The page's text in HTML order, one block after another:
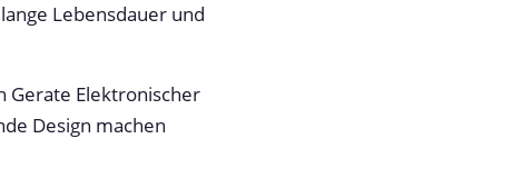
Lebensdauer und
Gerate Elektronischer
Design machen